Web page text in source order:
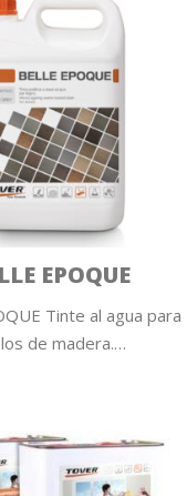
EPOQUE
Tinte al agua para
de madera.…